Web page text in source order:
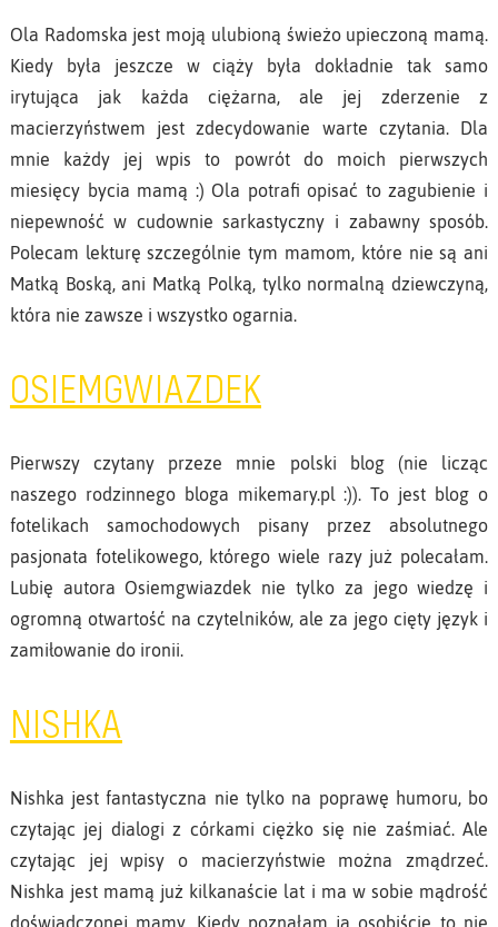
Ola Radomska jest moją ulubioną świeżo upieczoną mamą.
Kiedy była jeszcze w ciąży była dokładnie tak samo
irytująca jak każda ciężarna, ale jej zderzenie z
macierzyństwem jest zdecydowanie warte czytania. Dla
mnie każdy jej wpis to powrót do moich pierwszych
miesięcy bycia mamą :) Ola potrafi opisać to zagubienie i
niepewność w cudownie sarkastyczny i zabawny sposób.
Polecam lekturę szczególnie tym mamom, które nie są ani
Matką Boską, ani Matką Polką, tylko normalną dziewczyną,
która nie zawsze i wszystko ogarnia.
OSIEMGWIAZDEK
Pierwszy czytany przeze mnie polski blog (nie licząc
naszego rodzinnego bloga mikemary.pl :)). To jest blog o
fotelikach samochodowych pisany przez absolutnego
pasjonata fotelikowego, którego wiele razy już polecałam.
Lubię autora Osiemgwiazdek nie tylko za jego wiedzę i
ogromną otwartość na czytelników, ale za jego cięty język i
zamiłowanie do ironii.
NISHKA
Nishka jest fantastyczna nie tylko na poprawę humoru, bo
czytając jej dialogi z córkami ciężko się nie zaśmiać. Ale
czytając jej wpisy o macierzyństwie można zmądrzeć.
Nishka jest mamą już kilkanaście lat i ma w sobie mądrość
doświadczonej mamy. Kiedy poznałam ją osobiście to nie